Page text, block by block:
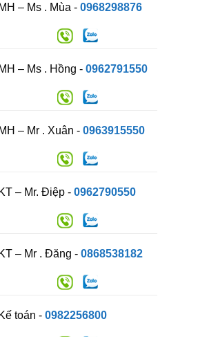
MH – Ms . Mùa -0968298876
MH – Ms . Hồng -0962791550
MH – Mr . Xuân -0963915550
KT – Mr. Điệp -0962790550
KT – Mr . Đăng -0868538182
Kế toán -0982256800